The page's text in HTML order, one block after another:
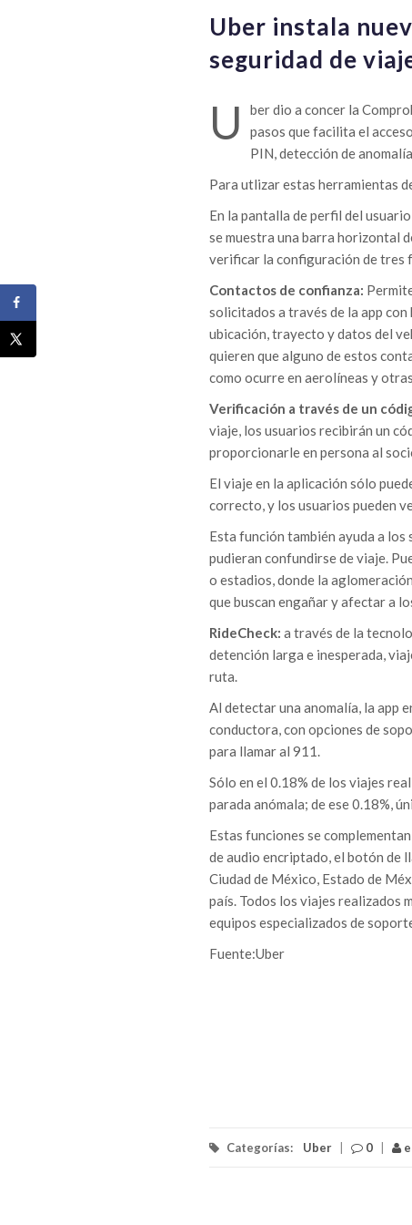
Uber instala
seguridad de
U
ber dio a concer la
pasos que facilita el
PIN, detección de
Para utlizar estas herramientas
En la pantalla de perfil del
se muestra una barra horizontal
verificar la configuración de tres
Contactos de confianza:
solicitados a través de la app
ubicación, trayecto y datos del
quieren que alguno de estos
como ocurre en aerolíneas y
Verificación a través de un
viaje, los usuarios recibirán un
proporcionarle en persona al
El viaje en la aplicación sólo
correcto, y los usuarios pueden
Esta función también ayuda a
pudieran confundirse de viaje.
o estadios, donde la
que buscan engañar y afectar a
RideCheck: a través de la
detención larga e inesperada,
ruta.
Al detectar una anomalía, la app
conductora, con opciones de
para llamar al 911.
Sólo en el 0.18% de los viajes
parada anómala; de ese 0.18%,
Estas funciones se
de audio encriptado, el botón de
Ciudad de México, Estado de
país. Todos los viajes realizados
equipos especializados de
Fuente:Uber
Categorías: Uber 0